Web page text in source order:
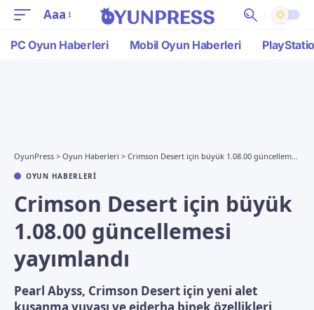
Aaa
PC Oyun Haberleri Mobil Oyun Haberleri
OyunPress > Oyun Haberleri > Crimson Desert için büyük 1.08.00 güncellemesi yayımlandı
OYUN HABERLERI
Crimson Desert için büyük
1.08.00 güncellemesi
yayımlandı
Pearl Abyss, Crimson Desert için yeni alet